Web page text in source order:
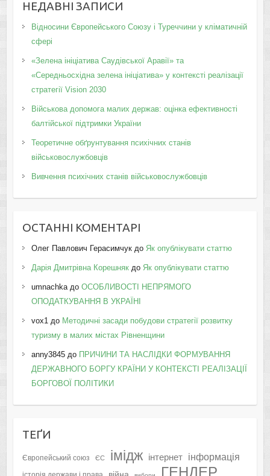
НЕДАВНІ ЗАПИСИ
Відносини Європейського Союзу і Туреччини у кліматичній
сфері
«Зелена ініціатива Саудівської Аравії» та
«Середньосхідна зелена ініціатива» у контексті реалізації
стратегії Vision 2030
Військова допомога малих держав: оцінка ефективності
балтійської підтримки України
Теоретичне обґрунтування психічних станів
військовослужбовців
Вивчення психічних станів військовослужбовців
ОСТАННІ КОМЕНТАРІ
Олег Павлович Герасимчукдо Як опублікувати статтю
Дарія Дмитрівна Корешнякдо Як опублікувати статтю
umnachkaдо ОСОБЛИВОСТІ НЕПРЯМОГО
ОПОДАТКУВАННЯ В УКРАЇНІ
vox1до Методичні засади побудови стратегії розвитку
туризму в малих містах Рівненщини
anny3845до ПРИЧИНИ ТА НАСЛІДКИ ФОРМУВАННЯ
ДЕРЖАВНОГО БОРГУ КРАЇНИ У КОНТЕКСТІ РЕАЛІЗАЦІЇ
БОРГОВОЇ ПОЛІТИКИ
ТЕҐИ
Європейський союз ЄС імідж інтернет інформація
ГЕНДЕР